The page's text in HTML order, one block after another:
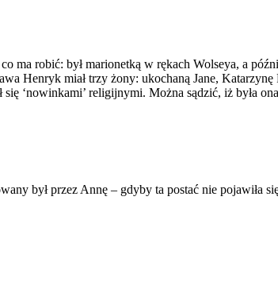
ma robić: był marionetką w rękach Wolseya, a
Henryk miał trzy żony: ukochaną Jane,
‘nowinkami’ religijnymi. Można sądzić, iż była
był przez Annę – gdyby ta postać nie